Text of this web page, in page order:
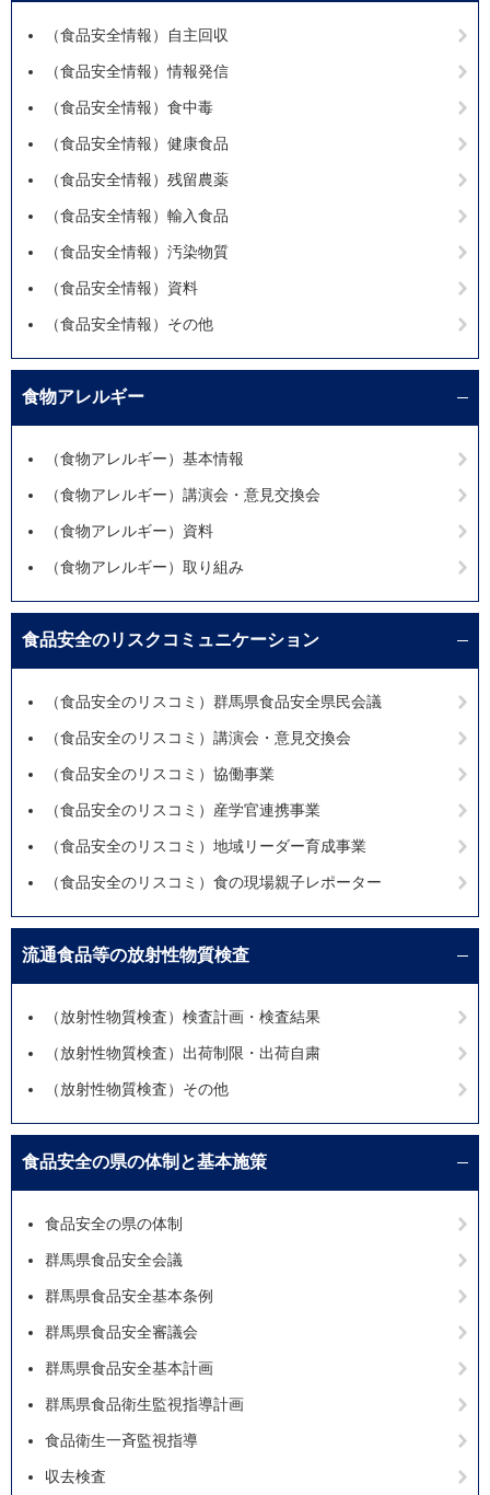
（食品安全情報）自主回収
（食品安全情報）情報発信
（食品安全情報）食中毒
（食品安全情報）健康食品
（食品安全情報）残留農薬
（食品安全情報）輸入食品
（食品安全情報）汚染物質
（食品安全情報）資料
（食品安全情報）その他
食物アレルギー
（食物アレルギー）基本情報
（食物アレルギー）講演会・意見交換会
（食物アレルギー）資料
（食物アレルギー）取り組み
食品安全のリスクコミュニケーション
（食品安全のリスコミ）群馬県食品安全県民会議
（食品安全のリスコミ）講演会・意見交換会
（食品安全のリスコミ）協働事業
（食品安全のリスコミ）産学官連携事業
（食品安全のリスコミ）地域リーダー育成事業
（食品安全のリスコミ）食の現場親子レポーター
流通食品等の放射性物質検査
（放射性物質検査）検査計画・検査結果
（放射性物質検査）出荷制限・出荷自粛
（放射性物質検査）その他
食品安全の県の体制と基本施策
食品安全の県の体制
群馬県食品安全会議
群馬県食品安全基本条例
群馬県食品安全審議会
群馬県食品安全基本計画
群馬県食品衛生監視指導計画
食品衛生一斉監視指導
収去検査